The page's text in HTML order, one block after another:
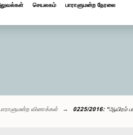
செயலகம் பாராளுமன்ற நேரலை
வினாக்கள் 0225/2016: “ஆயிரம்